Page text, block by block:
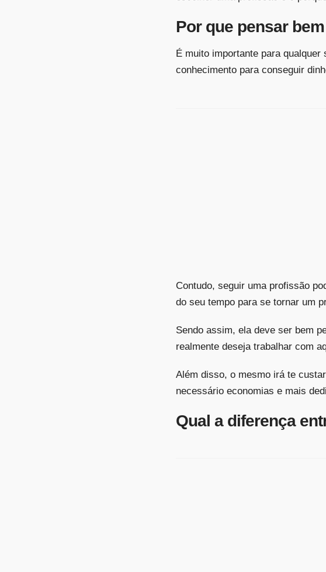
Por que pensar
É muito importante para
conhecimento para conseguir
Contudo, seguir uma profissão
do seu tempo para se tornar um
Sendo assim, ela deve ser bem
realmente deseja trabalhar com
Além disso, o mesmo irá te
necessário economias e mais
Qual a diferença